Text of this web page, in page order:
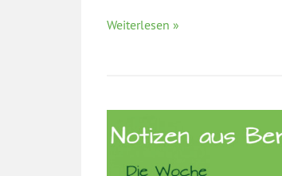
Weiterlesen »